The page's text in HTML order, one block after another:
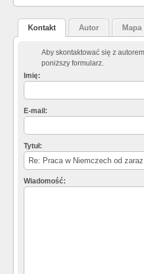
Kontakt Autor Mapa
Aby skontaktować się z
poniższy formularz.
Imię:
E-mail:
Tytuł:
Wiadomość: